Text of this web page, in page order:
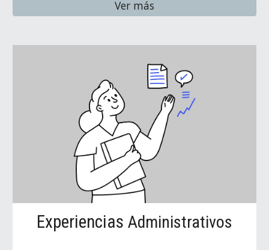
Ver más
Experiencias Administrativos